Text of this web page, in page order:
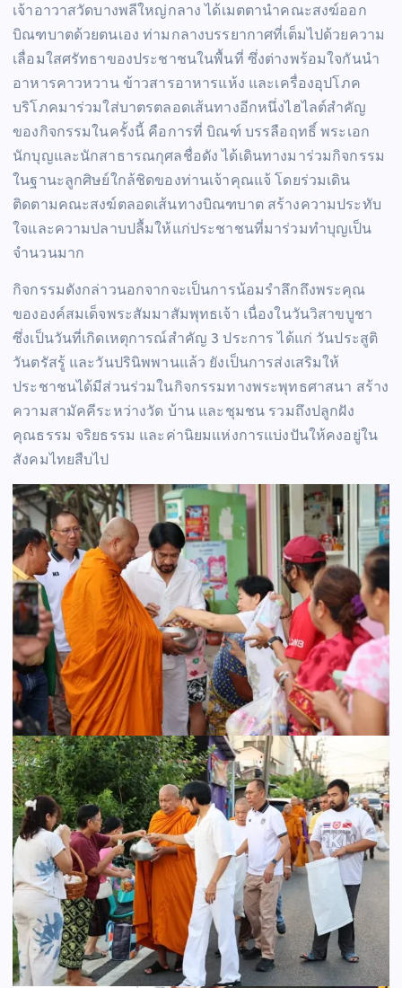
เจ้าอาวาสวัดบางพลีใหญ่กลาง ได้เมตตานำคณะสงฆ์ออก
บิณฑบาตด้วยตนเอง ท่ามกลางบรรยากาศที่เต็มไปด้วยความ
เลื่อมใสศรัทธาของประชาชนในพื้นที่ ซึ่งต่างพร้อมใจกันนำ
อาหารคาวหวาน ข้าวสารอาหารแห้ง และเครื่องอุปโภค
บริโภคมาร่วมใส่บาตรตลอดเส้นทางอีกหนึ่งไฮไลต์สำคัญ
ของกิจกรรมในครั้งนี้ คือการที่ บิณฑ์ บรรลือฤทธิ์ พระเอก
นักบุญและนักสาธารณกุศลชื่อดัง ได้เดินทางมาร่วมกิจกรรม
ในฐานะลูกศิษย์ใกล้ชิดของท่านเจ้าคุณแจ้ โดยร่วมเดิน
ติดตามคณะสงฆ์ตลอดเส้นทางบิณฑบาต สร้างความประทับ
ใจและความปลาบปลื้มให้แก่ประชาชนที่มาร่วมทำบุญเป็น
จำนวนมาก
กิจกรรมดังกล่าวนอกจากจะเป็นการน้อมรำลึกถึงพระคุณ
ขององค์สมเด็จพระสัมมาสัมพุทธเจ้า เนื่องในวันวิสาขบูชา
ซึ่งเป็นวันที่เกิดเหตุการณ์สำคัญ 3 ประการ ได้แก่ วันประสูติ
วันตรัสรู้ และวันปรินิพพานแล้ว ยังเป็นการส่งเสริมให้
ประชาชนได้มีส่วนร่วมในกิจกรรมทางพระพุทธศาสนา สร้าง
ความสามัคคีระหว่างวัด บ้าน และชุมชน รวมถึงปลูกฝัง
คุณธรรม จริยธรรม และค่านิยมแห่งการแบ่งปันให้คงอยู่ใน
สังคมไทยสืบไป